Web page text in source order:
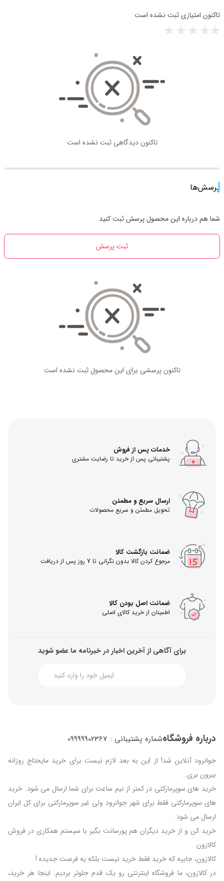
تاکنون امتیازی ثبت نشده است
تاکنون دیدگاهی ثبت نشده است
پرسش‌ها
شما هم درباره این محصول پرسش ثبت کنید
ثبت پرسش
تاکنون پرسشی برای این محصول ثبت نشده است
خدمات پس از فروش
پشتیبانی پس از خرید تا رضایت مشتری
ارسال سریع و مطمئن
تحویل مطمئن و سریع محصولات
ضمانت بازگشت کالا
مرجوع کردن کالا بدون نگرانی تا 7 روز پس از دریافت
ضمانت اصل بودن کالا
اطمینان از خرید کالای اصلی
برای آگاهی از آخرین اخبار در خبرنامه ما عضو شوید
درباره فروشگاهشماره پشتیبانی : 09999902367
جوانرود آنلاین شد! از این به بعد لازم نیست برای خرید مایحتاج روزانه
بیرون بری…
خرید های سوپرمارکتی در کمتر از نیم ساعت برای شما ارسال می شود. خرید
های سوپرمارکتی فقط برای شهر جوانرود ولی غیر سوپرمارکتی برای کل ایران
ارسال می شود .
خرید کن و از خرید دیگران هم پورسانت بگیر با سیستم همکاری در فروش
کالازون
کالازون، جاییه که خرید فقط خرید نیست بلکه یه فرصت جدیده !
در کالازون، ما فروشگاه اینترنتی رو یک قدم جلوتر بردیم. اینجا هر خرید،